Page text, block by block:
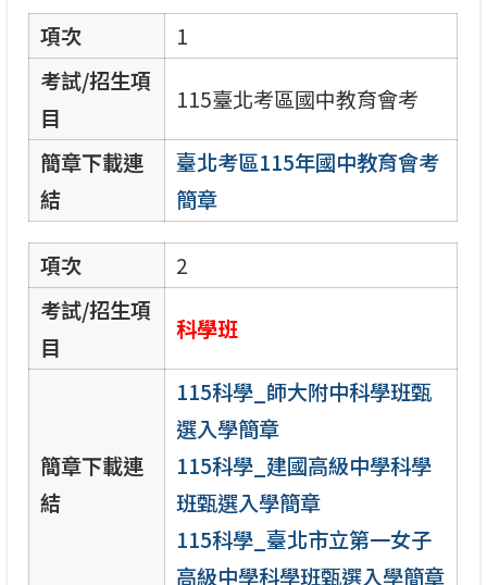
項次
1
考試/招生項
目
115臺北考區國中教育會考
簡章下載連
結
臺北考區115年國中教育會考
簡章
項次
2
考試/招生項
目
科學班
簡章下載連
結
115科學_師大附中科學班甄
選入學簡章
115科學_建國高級中學科學
班甄選入學簡章
115科學_臺北市立第一女子
高級中學科學班甄選入學簡章